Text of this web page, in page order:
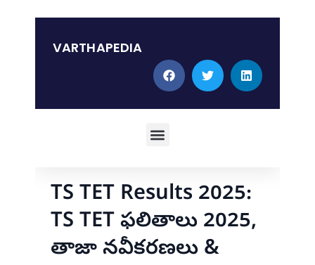
content
VARTHAPEDIA
Menu
TS TET Results 2025:
TS TET ఫలితాలు 2025,
తాజా నవీకరణలు &